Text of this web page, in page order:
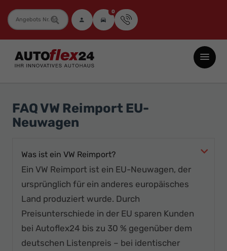
Fahrzeugnummer 0
Autoflex24
GmbH
Neuwagen
Jahreswagen
Gebrauchtwagen
Top-
Preisen
Ihr
Innovatives
FAQ VW Reimport EU-
Neuwagen
Was ist ein VW Reimport?
Ein VW Reimport ist ein EU-Neuwagen, der
ursprünglich für ein anderes europäisches
Land produziert wurde. Durch
Preisunterschiede in der EU sparen Kunden
bei Autoflex24 bis zu 30 % gegenüber dem
deutschen Listenpreis – bei identischer